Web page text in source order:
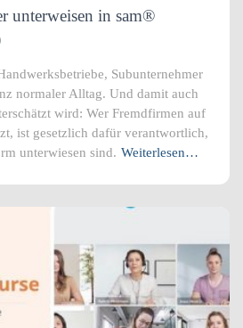
unterweisen in sam®
Subunternehmer
normaler Alltag. Und damit auch
wird: Wer Fremdfirmen auf
ist gesetzlich dafür verantwortlich,
unterwiesen sind. Weiterlesen…